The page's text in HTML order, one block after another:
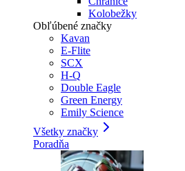
Kolobežky
Obľúbené značky
Kavan
E-Flite
SCX
H-Q
Double Eagle
Green Energy
Emily Science
Všetky značky
Poradňa